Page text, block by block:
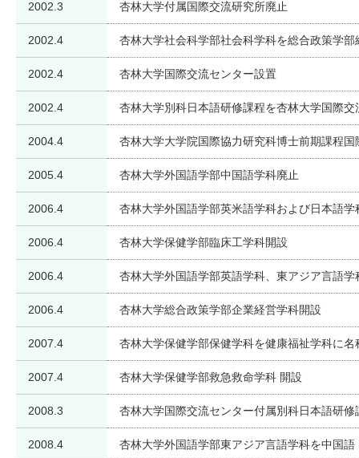
2002.3 杏林大学付属国際交流研究所廃止
2002.4 杏林大学社会科学部社会科学科を総合政策学
2002.4 杏林大学国際交流センター設置
2002.4 杏林大学別科日本語研修課程を杏林大学国際
2004.4 杏林大学大学院国際協力研究科博士前期課程
2005.4 杏林大学外国語学部中国語学科廃止
2006.4 杏林大学外国語学部英米語学科および日本語学
2006.4 杏林大学保健学部臨床工学科開設
2006.4 杏林大学外国語学部英語学科、東アジア言語
2006.4 杏林大学総合政策学部企業経営学科開設
2007.4 杏林大学保健学部保健学科を健康福祉学科に名
2007.4 杏林大学保健学部救急救命学科 開設
2008.3 杏林大学国際交流センター付属別科日本語研修
2008.4 杏林大学外国語学部東アジア言語学科を中国